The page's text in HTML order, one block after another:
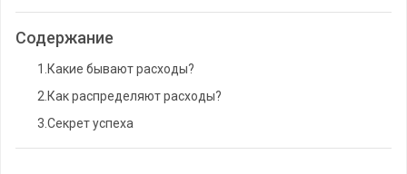
Содержание
1. Какие бывают расходы?
2. Как распределяют расходы?
3. Секрет успеха